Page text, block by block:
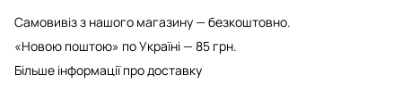
Самовивіз з нашого магазину — безкоштовно.
«Новою поштою» по Україні — 85 грн.
Більше інформації про доставку